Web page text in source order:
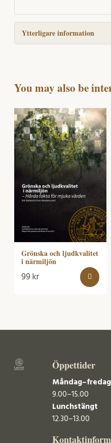
Ytterligare information
You may also be
Grönska och ljudkvalitet
i närmiljön
99kr
Öppettider
Måndag–fredag
9.00–15.00
Lunchstängt
12.30–13.00